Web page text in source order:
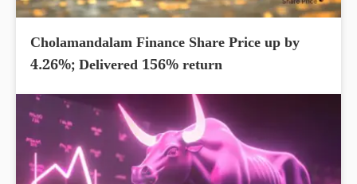
Cholamandalam Finance Share Price up by
4.26%; Delivered 156% return